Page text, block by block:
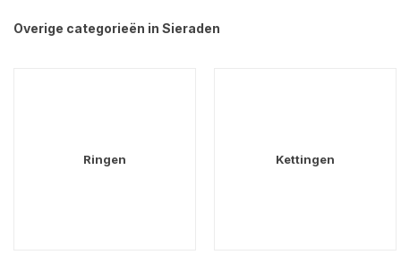
Overige categorieën in Sieraden
Ringen Kettingen